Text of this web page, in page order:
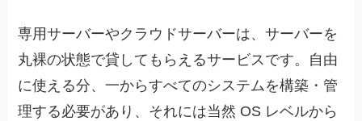
専用サーバーやクラウドサーバーは、サーバーを
丸裸の状態で貸してもらえるサービスです。自由
に使える分、一からすべてのシステムを構築・管
理する必要があり、それには当然 OS レベルから